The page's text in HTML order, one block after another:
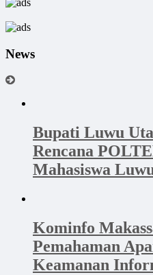
News
Bupati Luwu
Rencana
Mahasiswa
Kominfo
Pemahaman
Keamanan